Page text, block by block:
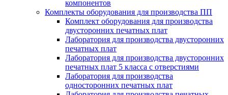
компонентов
Комплекты оборудования для производства ПП
Комплект оборудования для производства
двусторонних печатных плат
Лаборатория для производства двусторонних
печатных плат
Лаборатория для производства двусторонних
печатных плат 5 класса с отверстиями
Лаборатория для производства
односторонних печатных плат